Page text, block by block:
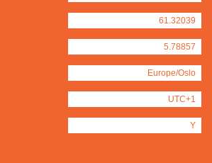
61.32039
5.78857
Europe/Oslo
UTC+1
Y